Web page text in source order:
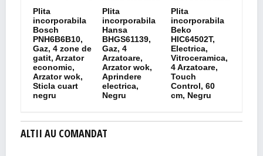
Plita
incorporabila
Bosch
PNH6B6B10,
Gaz, 4 zone de
gatit, Arzator
economic,
Arzator wok,
Sticla cuart
negru
Plita
incorporabila
Hansa
BHGS61139,
Gaz, 4
Arzatoare,
Arzator wok,
Aprindere
electrica,
Negru
Plita
incorporabila
Beko
HIC64502T,
Electrica,
Vitroceramica,
4 Arzatoare,
Touch
Control, 60
cm, Negru
ALTII AU COMANDAT